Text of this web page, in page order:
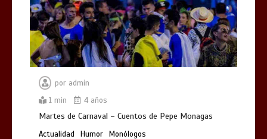
por admin
1 min
4 años
Martes de Carnaval – Cuentos de Pepe Monagas
Actualidad Humor Monólogos